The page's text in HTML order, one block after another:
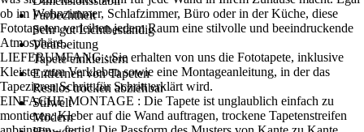
Farbechtheit
Sehr gut Lichtbeständig
Verarbeitung
Tapete einkleistern
Entfernen von Tapeten
Restlos trocken abziehbar
Stilwelt
Modern
ob im Wohnzimmer, Schlafzimmer, Büro oder in der Küche, diese
Fototapeten verleihen jedem Raum eine stilvolle und beeindruckende
Atmosphäre..
LIEFERUMFANG : Sie erhalten von uns die Fototapete, inklusive
Kleister zum Verkleben sowie eine Montageanleitung, in der das
Tapezieren Schritt für Schritt erklärt wird.
EINFACHE MONTAGE : Die Tapete ist unglaublich einfach zu
montieren: Kleber auf die Wand auftragen, trockene Tapetenstreifen